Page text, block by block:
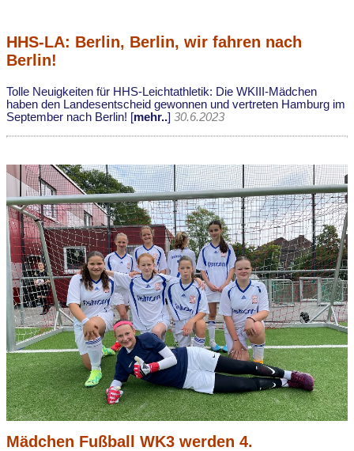
HHS-LA: Berlin, Berlin, wir fahren nach
Berlin!
Tolle Neuigkeiten für HHS-Leichtathletik: Die WKIII-Mädchen
haben den Landesentscheid gewonnen und vertreten Hamburg im
September nach Berlin! [mehr..] 30.6.2023
Mädchen Fußball WK3 werden 4.